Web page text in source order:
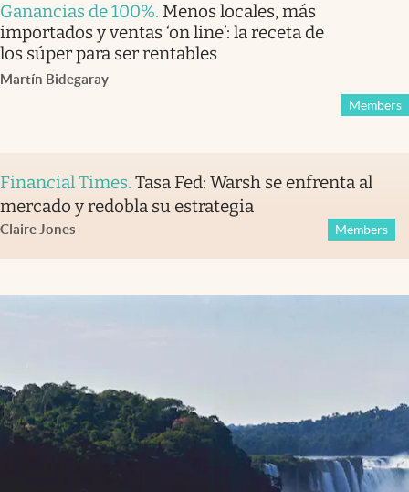
Ganancias de 100%. Menos locales, más
importados y ventas ‘on line’: la receta de
los súper para ser rentables
Martín Bidegaray
Members
Financial Times. Tasa Fed: Warsh se enfrenta al
mercado y redobla su estrategia
Claire Jones Members